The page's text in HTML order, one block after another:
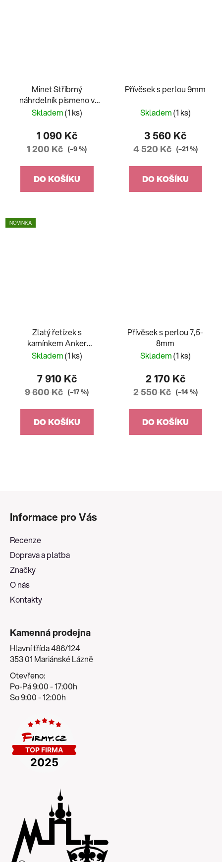
Minet Stříbrný
náhrdelník písmeno v
srdíčku "K" se zirkony
Skladem(1 ks)
1 090 Kč
1 200 Kč (–9 %)
DO KOŠÍKU
Přívěsek s perlou 9mm
Skladem(1 ks)
3 560 Kč
4 520 Kč (–21 %)
DO KOŠÍKU
NOVINKA
Zlatý řetízek s
kamínkem Anker
provlélací
Skladem(1 ks)
7 910 Kč
9 600 Kč (–17 %)
DO KOŠÍKU
Přívěsek s perlou 7,5-
8mm
Skladem(1 ks)
2 170 Kč
2 550 Kč (–14 %)
DO KOŠÍKU
Informace pro Vás
Recenze
Doprava a platba
Značky
O nás
Kontakty
Kamenná prodejna
Hlavní třída 486/124
353 01 Mariánské Lázně
Otevřeno:
Po-Pá 9:00 - 17:00h
So 9:00 - 12:00h